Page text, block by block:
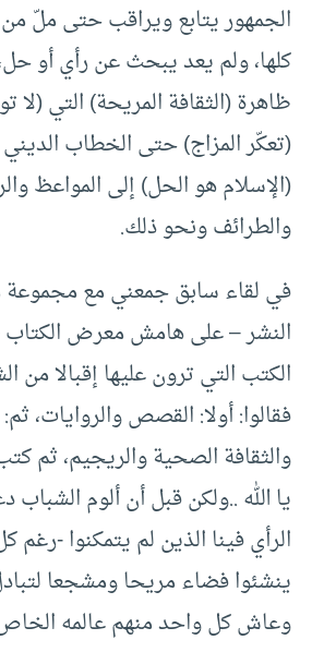
الجمهور يتابع ويراقب حتى ملّ
كلها، ولم يعد يبحث عن رأي أو
ظاهرة (الثقافة المريحة) التي (لا
(تعكّر المزاج) حتى الخطاب
(الإسلام هو الحل) إلى المواعظ
والطرائف ونحو ذلك.
في لقاء سابق جمعني مع
النشر – على هامش معرض الكتاب
الكتب التي ترون عليها إقبالا من
فقالوا: أولا: القصص والروايات،
والثقافة الصحية والريجيم، ثم
يا الله ..ولكن قبل أن ألوم الشباب
الرأي فينا الذين لم يتمكنوا -
ينشئوا فضاء مريحا ومشجعا
وعاش كل واحد منهم عالمه